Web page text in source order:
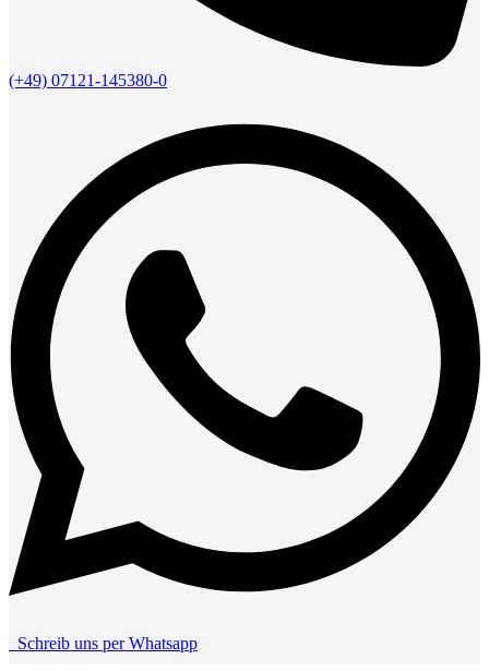
(+49) 07121-145380-0
Schreib uns per Whatsapp